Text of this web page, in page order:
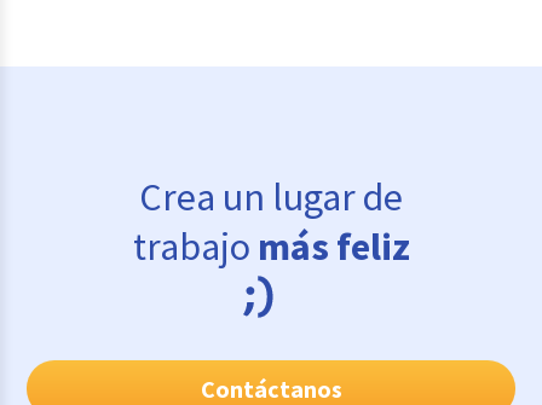
Crea un lugar de
trabajo más feliz
Contáctanos